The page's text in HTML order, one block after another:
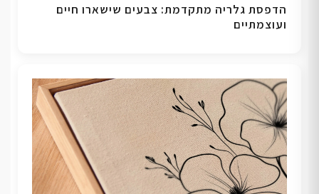
הדפסת גלריה מתקדמת: צבעים שישארו חיים
ועוצמתיים